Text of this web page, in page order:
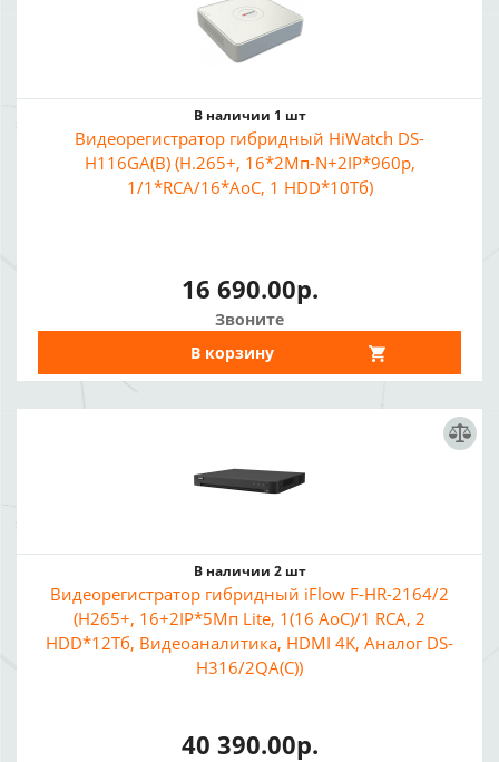
В наличии 1 шт
Видеорегистратор гибридный HiWatch DS-
H116GA(B) (H.265+, 16*2Mп-N+2IP*960p,
1/1*RCA/16*AoC, 1 HDD*10Тб)
16 690.00р.
Звоните
В корзину
В наличии 2 шт
Видеорегистратор гибридный iFlow F-HR-2164/2
(H265+, 16+2IP*5Мп Lite, 1(16 AoC)/1 RCA, 2
HDD*12Тб, Видеоаналитика, HDMI 4K, Аналог DS-
H316/2QA(C))
40 390.00р.